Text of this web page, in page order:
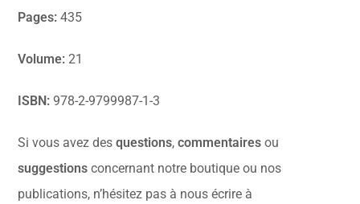
Pages: 435
Volume: 21
ISBN: 978-2-9799987-1-3
Si vous avez desquestions,commentaires ou
suggestions concernant notre boutique ou nos
publications, n’hésitez pas à nous écrire à